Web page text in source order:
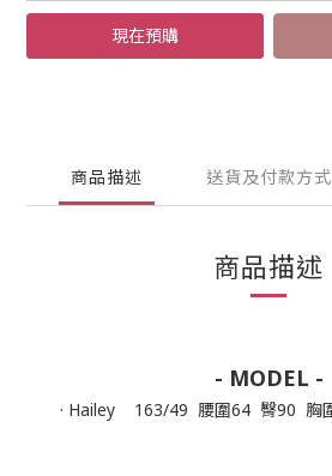
現在預購
商品描述 送貨及付款方式
商品描述
- MODEL -
· Hailey 163/49 腰圍64 臀90 胸